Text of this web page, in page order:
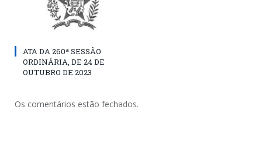
ATA DA 260ª SESSÃO
ORDINÁRIA, DE 24 DE
OUTUBRO DE 2023
Os comentários estão fechados.